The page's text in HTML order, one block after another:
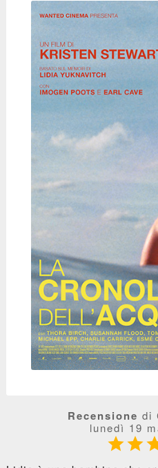
Recensione di
lunedì 19
